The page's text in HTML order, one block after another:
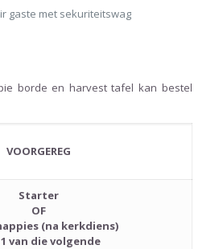
gaste met sekuriteitswag
borde en harvest tafel kan bestel
VOORGEREG
Starter
OF
(na kerkdiens)
1 van die volgende